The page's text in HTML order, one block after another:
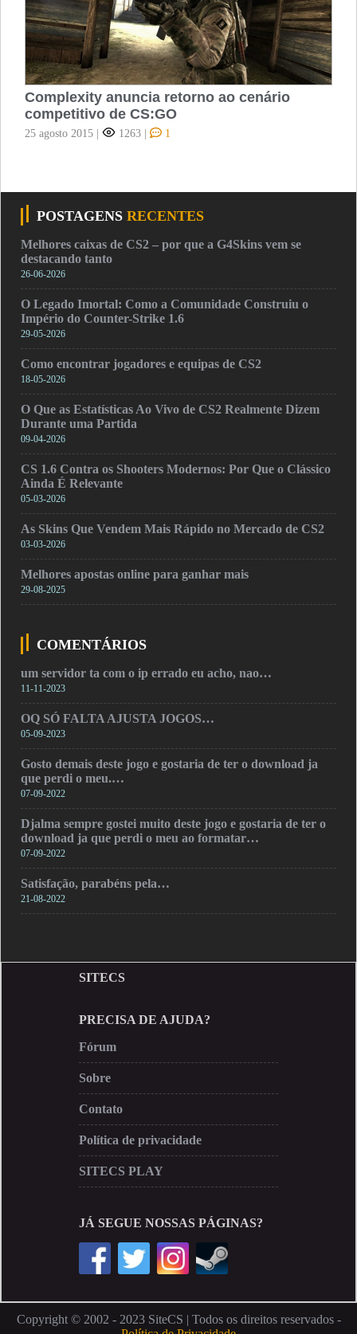
Complexity anuncia retorno ao cenário
competitivo de CS:GO
25 agosto 2015 | 1263 | 1
POSTAGENS RECENTES
Melhores caixas de CS2 – por que a G4Skins vem se
destacando tanto
26-06-2026
O Legado Imortal: Como a Comunidade Construiu o
Império do Counter-Strike 1.6
29-05-2026
Como encontrar jogadores e equipas de CS2
18-05-2026
O Que as Estatísticas Ao Vivo de CS2 Realmente Dizem
Durante uma Partida
09-04-2026
CS 1.6 Contra os Shooters Modernos: Por Que o Clássico
Ainda É Relevante
05-03-2026
As Skins Que Vendem Mais Rápido no Mercado de CS2
03-03-2026
Melhores apostas online para ganhar mais
29-08-2025
COMENTÁRIOS
um servidor ta com o ip errado eu acho, nao…
11-11-2023
OQ SÓ FALTA AJUSTA JOGOS…
05-09-2023
Gosto demais deste jogo e gostaria de ter o download ja
que perdi o meu.…
07-09-2022
Djalma sempre gostei muito deste jogo e gostaria de ter o
download ja que perdi o meu ao formatar…
07-09-2022
Satisfação, parabéns pela…
21-08-2022
SITECS
PRECISA DE AJUDA?
Fórum
Sobre
Contato
Política de privacidade
SITECS PLAY
JÁ SEGUE NOSSAS PÁGINAS?
Copyright © 2002 - 2023 SiteCS | Todos os direitos reservados -